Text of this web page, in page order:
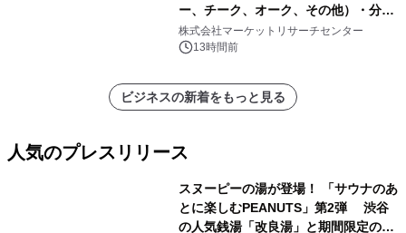
ー、チーク、オーク、その他）・分析
レポートを発表
株式会社マーケットリサーチセンター
13時間前
ビジネスの新着をもっと見る
人気のプレスリリース
スヌーピーの湯が登場！ 「サウナのあ
とに楽しむPEANUTS」第2弾 渋谷
の人気銭湯「改良湯」と期間限定のコ